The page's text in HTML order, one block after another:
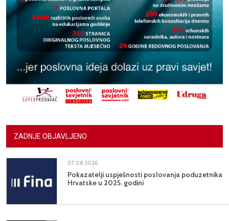
ZADNJE OBJAVLJENO
07.08.2026.
Pokazatelji uspješnosti poslovanja poduzetnika
Hrvatske u 2025. godini